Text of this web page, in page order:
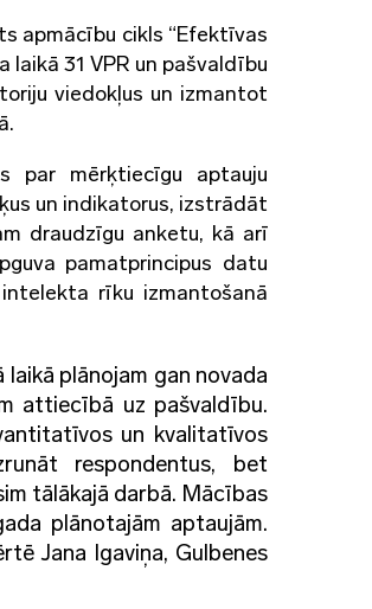
apmācību cikls “Efektīvas
31 VPR un pašvaldību
viedokļus un izmantot
par mērķtiecīgu aptauju
un indikatorus, izstrādāt
draudzīgu anketu, kā arī
pamatprincipus datu
rīku izmantošanā
plānojam gan novada
attiecībā uz pašvaldību.
un kvalitatīvos
respondentus, bet
tālākajā darbā. Mācības
plānotajām aptaujām.
Jana Igaviņa, Gulbenes